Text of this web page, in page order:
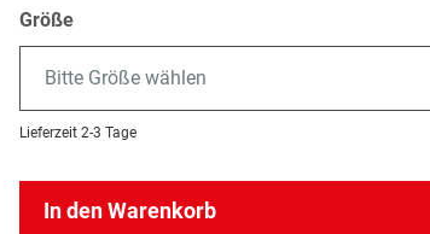
Größe
Bitte Größe wählen
Lieferzeit 2-3 Tage
In den Warenkorb